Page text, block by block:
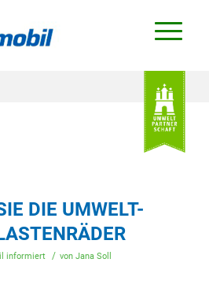
DIE UMWELT-
informiert / von Jana Soll